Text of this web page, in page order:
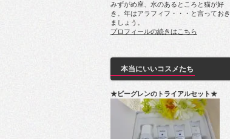
みずがめ座、水のあるところと猫が好
き。年はアラフィフ・・・と言っておき
ましょう。
プロフィールの続きはこちら
本当にいいコスメたち
★ビーグレンのトライアルセット★